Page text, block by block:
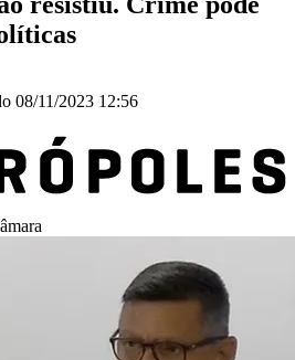
08/11/2023 12:56